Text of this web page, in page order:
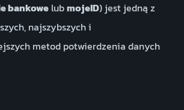
bankowelubmojeID) jest jedną z
najszybszych i
metod potwierdzenia danych